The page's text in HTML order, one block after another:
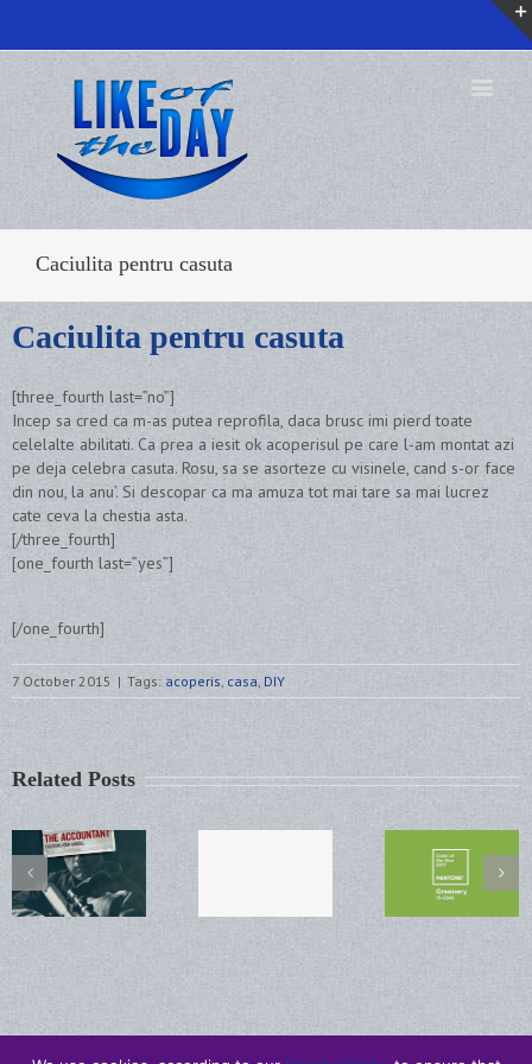
Caciulita pentru casuta
Caciulita pentru casuta
[three_fourth last=”no”]
Incep sa cred ca m-as putea reprofila, daca brusc imi pierd toate
celelalte abilitati. Ca prea a iesit ok acoperisul pe care l-am montat azi
pe deja celebra casuta. Rosu, sa se asorteze cu visinele, cand s-or face
din nou, la anu’. Si descopar ca ma amuza tot mai tare sa mai lucrez
cate ceva la chestia asta.
[/three_fourth]
[one_fourth last=”yes”]
[/one_fourth]
7 October 2015 | Tags: acoperis, casa, DIY
Related Posts